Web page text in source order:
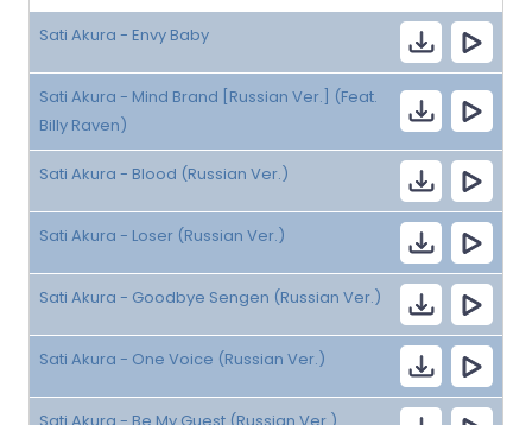
Sati Akura - Envy Baby
Sati Akura - Mind Brand [Russian Ver.] (Feat.
Billy Raven)
Sati Akura - Blood (Russian Ver.)
Sati Akura - Loser (Russian Ver.)
Sati Akura - Goodbye Sengen (Russian Ver.)
Sati Akura - One Voice (Russian Ver.)